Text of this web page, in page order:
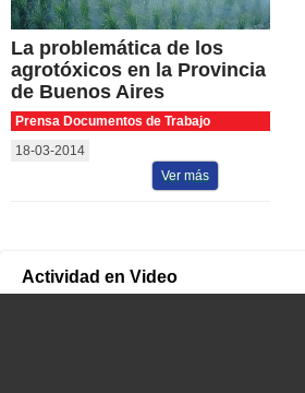
La problemática de los
agrotóxicos en la Provincia
de Buenos Aires
Prensa Documentos de Trabajo
18-03-2014
Ver más
Actividad en Video